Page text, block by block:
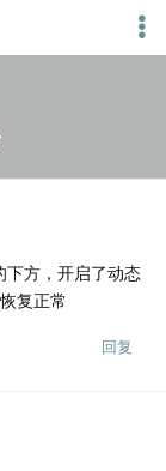
方，开启了动态
复正常
回复